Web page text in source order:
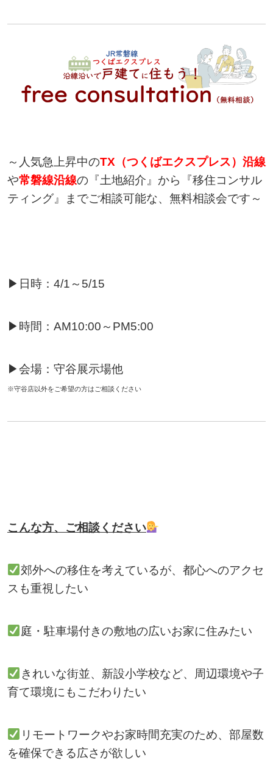
～人気急上昇中のTX （つくばエクスプレス）沿線
や常磐線沿線の『土地紹介』から『移住コンサル
ティング』までご相談可能な、無料相談会です～
▶日時：4/1～5/15
▶時間：AM10:00～PM5:00
▶会場：守谷展示場他
※守谷店以外をご希望の方はご相談ください
こんな方、ご相談ください
郊外への移住を考えているが、都心へのアクセ
スも重視したい
庭・駐車場付きの敷地の広いお家に住みたい
きれいな街並、新設小学校など、周辺環境や子
育て環境にもこだわりたい
リモートワークやお家時間充実のため、部屋数
を確保できる広さが欲しい